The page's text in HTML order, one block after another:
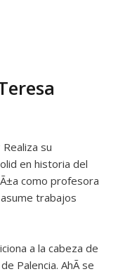
Realiza su
en historia del
como profesora
trabajos
a la cabeza de
Palencia. AhÃ­ se